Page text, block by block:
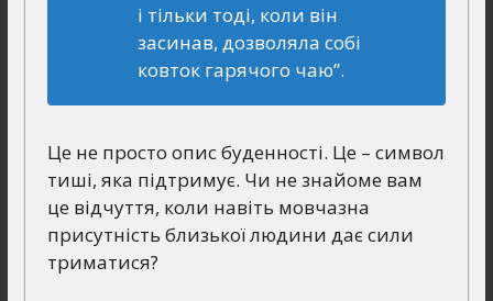
і тільки тоді, коли він
засинав, дозволяла собі
ковток гарячого чаю”.
Це не просто опис буденності. Це – символ
тиші, яка підтримує. Чи не знайоме вам
це відчуття, коли навіть мовчазна
присутність близької людини дає сили
триматися?